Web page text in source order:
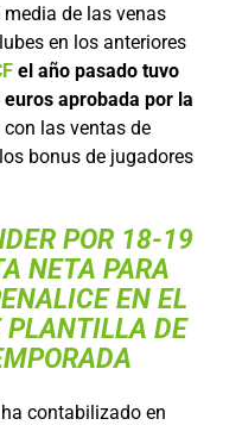
de las venas
en los anteriores
el año pasado tuvo
aprobada por la
las ventas de
bonus de jugadores
POR 18-19
NETA PARA
EN EL
PLANTILLA DE
contabilizado en